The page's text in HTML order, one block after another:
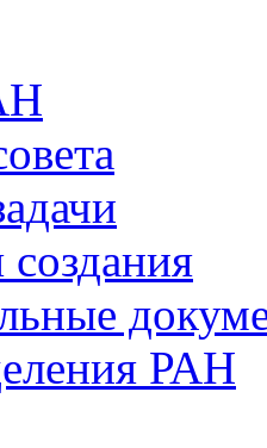
РАН